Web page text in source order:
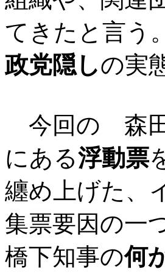
てきたと言う
政党隠しの実
今回の 森
にある浮動票
纏め上げた、
集票要因の一
橋下知事の何